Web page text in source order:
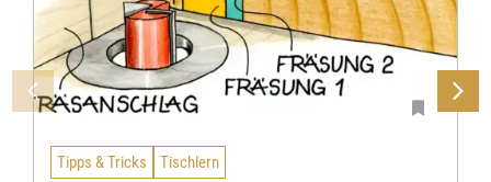
Tipps & Tricks Tischlern